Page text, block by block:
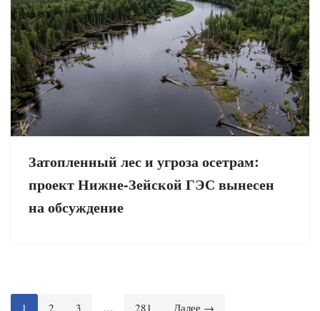
Затопленный лес и угроза осетрам:
проект Нижне-Зейской ГЭС вынесен
на обсуждение
1 2 3 … 281 Далее →